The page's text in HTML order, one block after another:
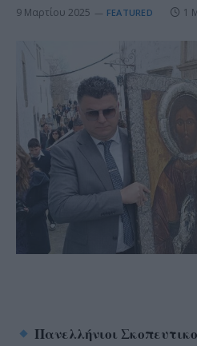
9 Μαρτίου 2025 FEATURED 1
Πανελλήνιοι